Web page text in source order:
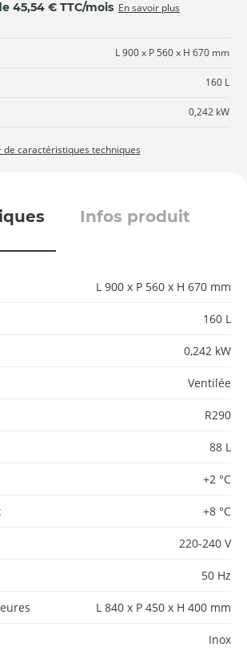
45,54 € TTC/mois En savoir plus
L 900 x P 560 x H 670 mm
160 L
0,242 kW
de caractéristiques techniques
Infos produit
L 900 x P 560 x H 670 mm
160 L
0,242 kW
Ventilée
R290
88 L
+2 °C
+8 °C
220-240 V
50 Hz
L 840 x P 450 x H 400 mm
Inox